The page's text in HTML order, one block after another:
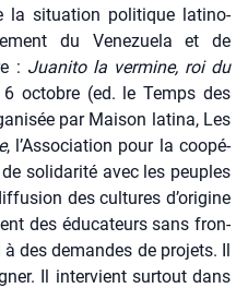
la situa­tion poli­tique lati­no-
du Vene­zue­la et de
: Jua­ni­to la ver­mine, roi du
octobre (ed. le Temps des
par Mai­son lati­na, Les
, l’Association pour la coopé­
soli­da­ri­té avec les peuples
des cultures d’o­ri­gine
des édu­ca­teurs sans fron­
à des demandes de pro­jets. Il
Il inter­vient sur­tout dans